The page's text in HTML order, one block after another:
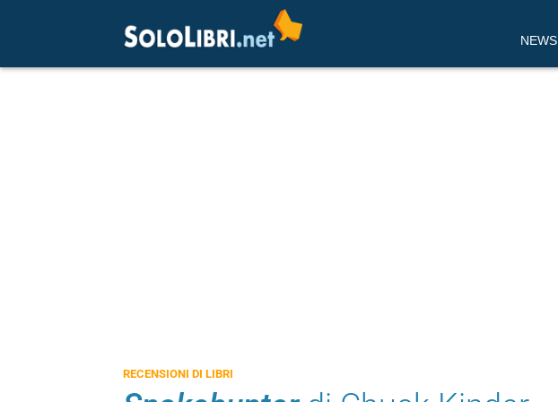
NEWS
RECENSIONI DI LIBRI